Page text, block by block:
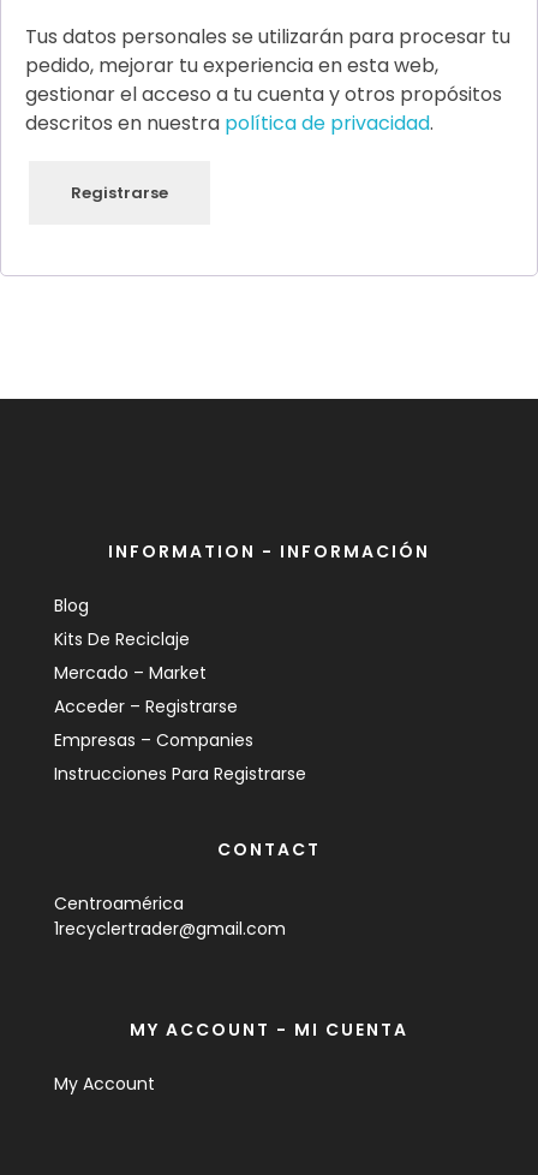
Tus datos personales se utilizarán para procesar tu
pedido, mejorar tu experiencia en esta web,
gestionar el acceso a tu cuenta y otros propósitos
descritos en nuestra política de privacidad.
Registrarse
INFORMATION - INFORMACIÓN
Blog
Kits De Reciclaje
Mercado – Market
Acceder – Registrarse
Empresas – Companies
Instrucciones Para Registrarse
CONTACT
Centroamérica
1recyclertrader@gmail.com
MY ACCOUNT - MI CUENTA
My Account